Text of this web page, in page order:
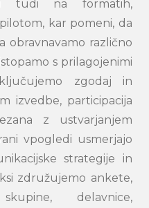
tudi na formatih,
kar pomeni, da
obravnavamo različno
s prilagojenimi
zgodaj in
izvedbe, participacija
z ustvarjanjem
vpogledi usmerjajo
strategije in
združujemo ankete,
delavnice,